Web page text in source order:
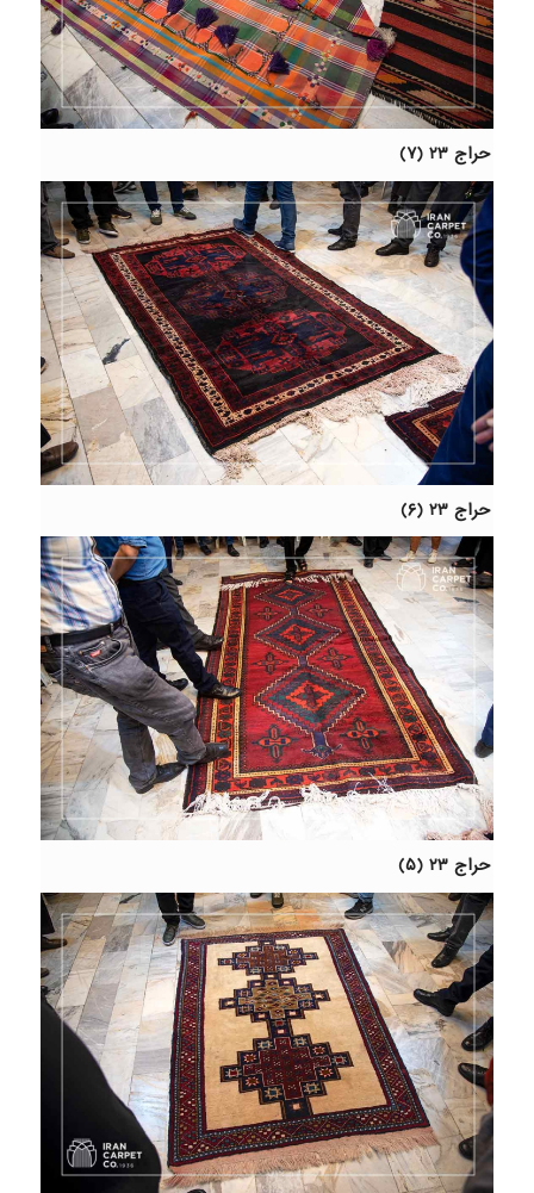
حراج ۲۳ (۷)
حراج ۲۳ (۶)
حراج ۲۳ (۵)